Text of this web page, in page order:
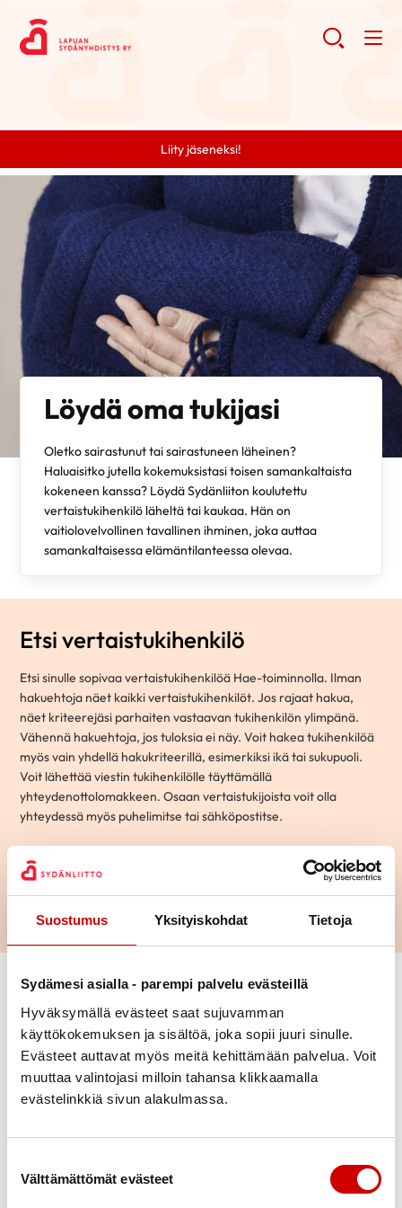
Suostumus Yksityiskohdat Tietoja
Sydämesi asialla - parempi palvelu evästeillä
Hyväksymällä evästeet saat sujuvamman
käyttökokemuksen ja sisältöä, joka sopii juuri sinulle.
Evästeet auttavat myös meitä kehittämään palvelua. Voit
muuttaa valintojasi milloin tahansa klikkaamalla
evästelinkkiä sivun alakulmassa.
Välttämättömät evästeet
Liity jäseneksi!
Löydä oma tukijasi
Oletko sairastunut tai sairastuneen läheinen?
Haluaisitko jutella kokemuksistasi toisen samankaltaista
kokeneen kanssa? Löydä Sydänliiton koulutettu
vertaistukihenkilö läheltä tai kaukaa. Hän on
vaitiolovelvollinen tavallinen ihminen, joka auttaa
samankaltaisessa elämäntilanteessa olevaa.
Etsi vertaistukihenkilö
Etsi sinulle sopivaa vertaistukihenkilöä Hae-toiminnolla. Ilman
hakuehtoja näet kaikki vertaistukihenkilöt. Jos rajaat hakua,
näet kriteerejäsi parhaiten vastaavan tukihenkilön ylimpänä.
Vähennä hakuehtoja, jos tuloksia ei näy. Voit hakea tukihenkilöä
myös vain yhdellä hakukriteerillä, esimerkiksi ikä tai sukupuoli.
Voit lähettää viestin tukihenkilölle täyttämällä
yhteydenottolomakkeen. Osaan vertaistukijoista voit olla
yhteydessä myös puhelimitse tai sähköpostitse.
Vaihda suodattimet
Aihepiiri
Kaupunki
Mikko
70-vuotias|Kotka
KESKUSTELEN AIHEISTA